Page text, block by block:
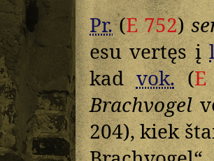
Pr.(E 752)
esu vertęs į
kadvok.(E
Brachvogel
204), kiek